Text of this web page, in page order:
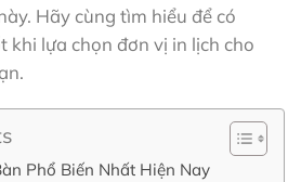
Hãy cùng tìm hiểu để có
khi lựa chọn đơn vị in lịch cho
Phổ Biến Nhất Hiện Nay